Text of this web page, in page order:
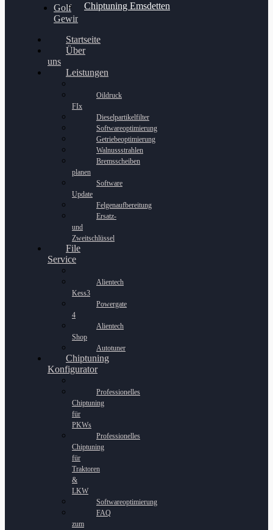
Chiptuning Emsdetten
Golf
Gewinnspiel
Startseite
Über
uns
Leistungen
Oildruck
FIx
Dieselpartikelfilter
Softwareoptimierung
Getriebeoptimierung
Walnussstrahlen
Bremsscheiben
planen
Software
Update
Felgenaufbereitung
Ersatz-
und
Zweitschlüssel
File
Service
Alientech
Kess3
Powergate
4
Alientech
Shop
Autotuner
Chiptuning
Konfigurator
Professionelles
Chiptuning
für
PKWs
Professionelles
Chiptuning
für
Traktoren
&
LKW
Softwareoptimierung
FAQ
zum